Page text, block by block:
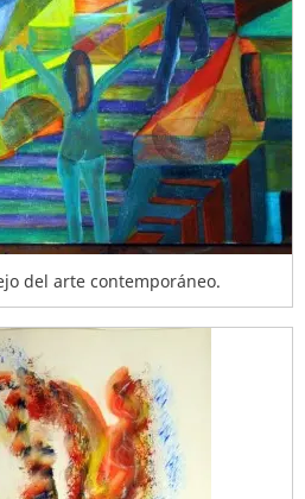
del arte contemporáneo.